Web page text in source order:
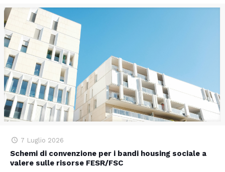
7 Luglio 2026
Schemi di convenzione per i bandi housing sociale a
valere sulle risorse FESR/FSC